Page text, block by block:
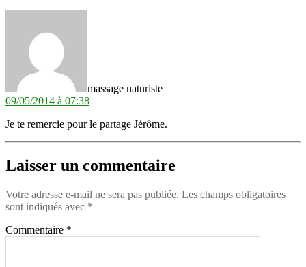
massage naturiste
09/05/2014 à 07:38
Je te remercie pour le partage Jérôme.
Laisser un commentaire
Votre adresse e-mail ne sera pas publiée. Les champs obligatoires
sont indiqués avec *
Commentaire *